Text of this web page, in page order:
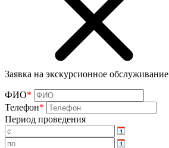
Заявка на экскурсионное обслуживание
ФИО*
Телефон*
Период проведения